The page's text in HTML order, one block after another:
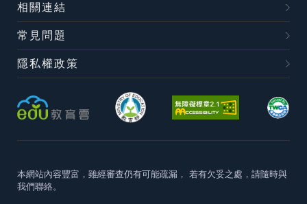
相關連結
常見問題
隱私權政策
本網站內容豐富，雖經審查仍有可能疏漏， 若有欠妥之處，請隨時與
我們聯絡。